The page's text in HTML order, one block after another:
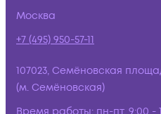
Москва
+7 (495) 950-57-11
107023, Семёновская
(м. Семёновская)